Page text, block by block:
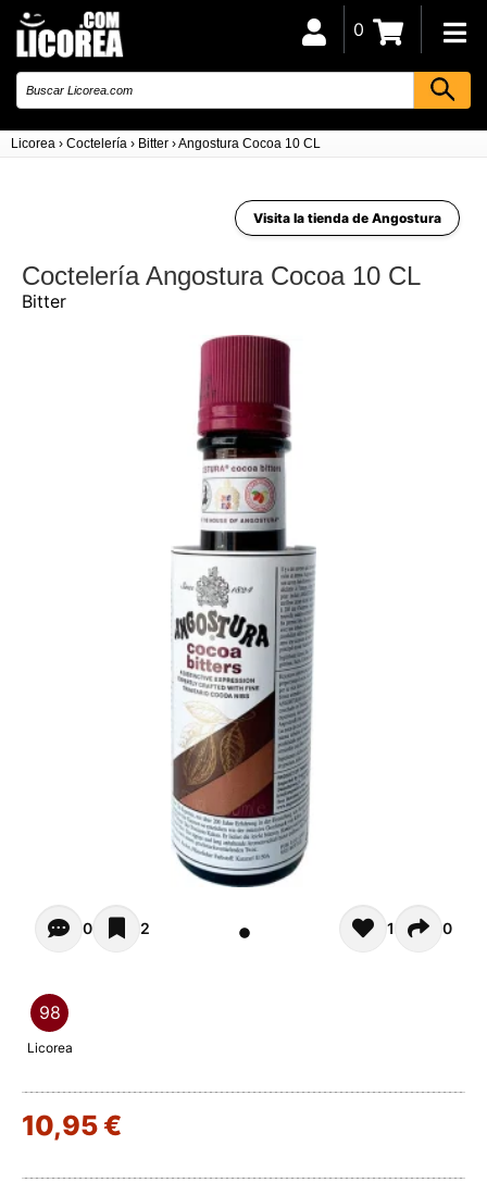
Licorea › Coctelería › Bitter ›Angostura Cocoa 10 CL
0
Visita la tienda de Angostura
Coctelería Angostura Cocoa 10 CL
Bitter
Opiniones de clientes - Actualmente no hay
0 2 1 0
98
Licorea
10,95 €